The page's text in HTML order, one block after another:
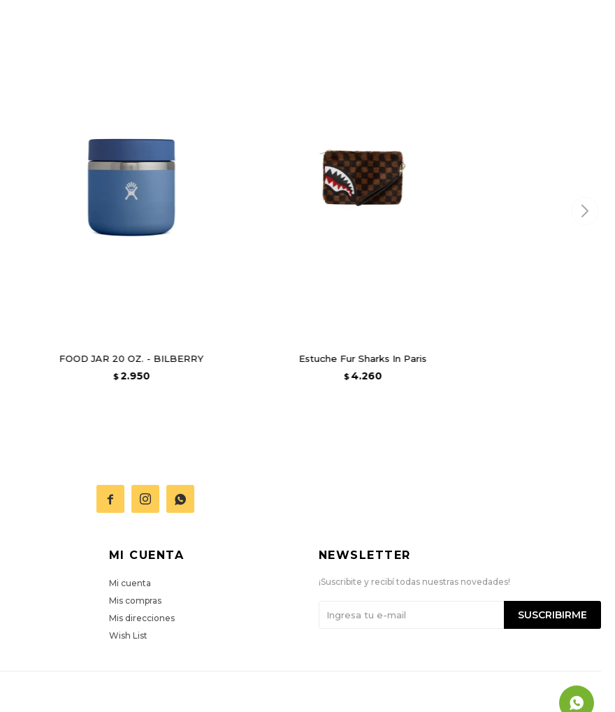
FOOD JAR 20 OZ. - BILBERRY
$ 2.950
Estuche Fur Sharks In Paris
$ 4.260
  
MI CUENTA
Mi cuenta
Mis compras
Mis direcciones
Wish List
NEWSLETTER
¡Suscribite y recibí todas nuestras novedades!
SUSCRIBIRME